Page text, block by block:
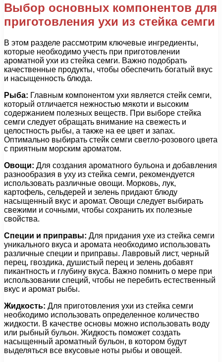
Выбор основных компонентов для
приготовления ухи из стейка семги
В этом разделе рассмотрим ключевые ингредиенты,
которые необходимо учесть при приготовлении
ароматной ухи из стейка семги. Важно подобрать
качественные продукты, чтобы обеспечить богатый вкус
и насыщенность блюда.
Рыба: Главным компонентом ухи является стейк семги,
который отличается нежностью мякоти и высоким
содержанием полезных веществ. При выборе стейка
семги следует обращать внимание на свежесть и
целостность рыбы, а также на ее цвет и запах.
Оптимально выбирать стейк семги светло-розового цвета
с приятным морским ароматом.
Овощи: Для создания ароматного бульона и добавления
разнообразия в уху из стейка семги, рекомендуется
использовать различные овощи. Морковь, лук,
картофель, сельдерей и зелень придают блюду
насыщенный вкус и аромат. Овощи следует выбирать
свежими и сочными, чтобы сохранить их полезные
свойства.
Специи и приправы: Для придания ухе из стейка семги
уникального вкуса и аромата необходимо использовать
различные специи и приправы. Лавровый лист, черный
перец, гвоздика, душистый перец и зелень добавят
пикантность и глубину вкуса. Важно помнить о мере при
использовании специй, чтобы не перебить естественный
вкус и аромат рыбы.
Жидкость: Для приготовления ухи из стейка семги
необходимо использовать определенное количество
жидкости. В качестве основы можно использовать воду
или рыбный бульон. Жидкость поможет создать
насыщенный ароматный бульон, в котором будут
выделяться все вкусовые ноты рыбы и овощей.